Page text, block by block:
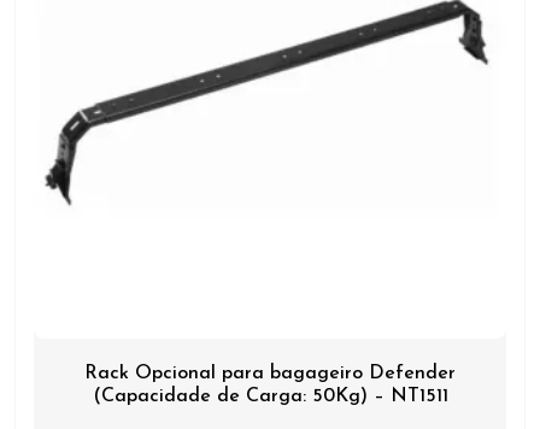
Rack Opcional para bagageiro Defender
(Capacidade de Carga: 50Kg) – NT1511